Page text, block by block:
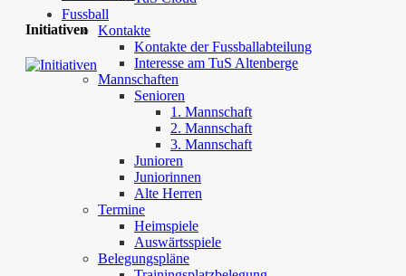
Fussball
Kontakte
Kontakte der Fussballabteilung
Interesse am TuS Altenberge
Mannschaften
Senioren
1. Mannschaft
2. Mannschaft
3. Mannschaft
Junioren
Juniorinnen
Alte Herren
Termine
Heimspiele
Auswärtsspiele
Belegungspläne
Initiativen